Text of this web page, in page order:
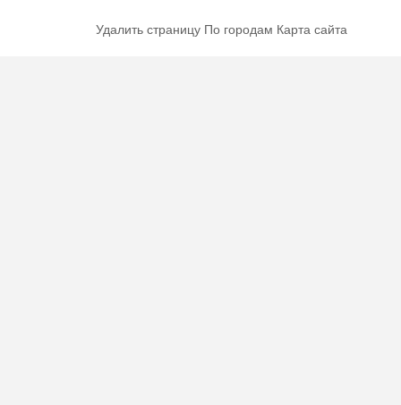
Удалить страницу По городам Карта сайта